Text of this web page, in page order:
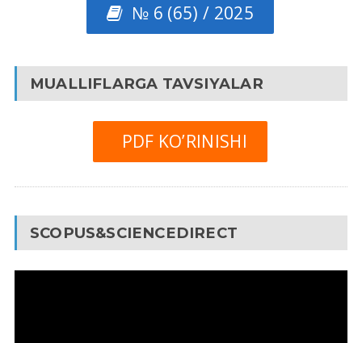
№ 6 (65) / 2025
MUALLIFLARGA TAVSIYALAR
PDF KO’RINISHI
SCOPUS&SCIENCEDIRECT